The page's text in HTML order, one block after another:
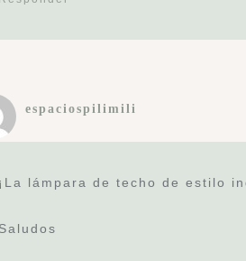
espaciospilimili
¡La lámpara de techo de estilo
Saludos